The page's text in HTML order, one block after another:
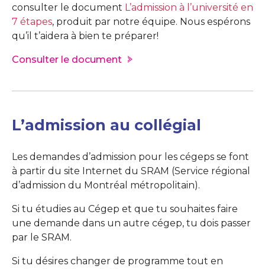
consulter le document L’admission à l’université en
7 étapes, produit par notre équipe. Nous espérons
qu’il t’aidera à bien te préparer!
Consulter le document
L’admission au collégial
Les demandes d’admission pour les cégeps se font
à partir du site Internet du SRAM (Service régional
d’admission du Montréal métropolitain).
Si tu étudies au Cégep et que tu souhaites faire
une demande dans un autre cégep, tu dois passer
par le SRAM.
Si tu désires changer de programme tout en